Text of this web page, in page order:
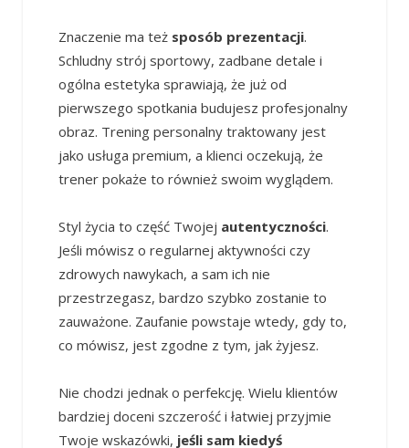
Znaczenie ma też sposób prezentacji.
Schludny strój sportowy, zadbane detale i
ogólna estetyka sprawiają, że już od
pierwszego spotkania budujesz profesjonalny
obraz. Trening personalny traktowany jest
jako usługa premium, a klienci oczekują, że
trener pokaże to również swoim wyglądem.
Styl życia to część Twojej autentyczności.
Jeśli mówisz o regularnej aktywności czy
zdrowych nawykach, a sam ich nie
przestrzegasz, bardzo szybko zostanie to
zauważone. Zaufanie powstaje wtedy, gdy to,
co mówisz, jest zgodne z tym, jak żyjesz.
Nie chodzi jednak o perfekcję. Wielu klientów
bardziej doceni szczerość i łatwiej przyjmie
Twoje wskazówki, jeśli sam kiedyś